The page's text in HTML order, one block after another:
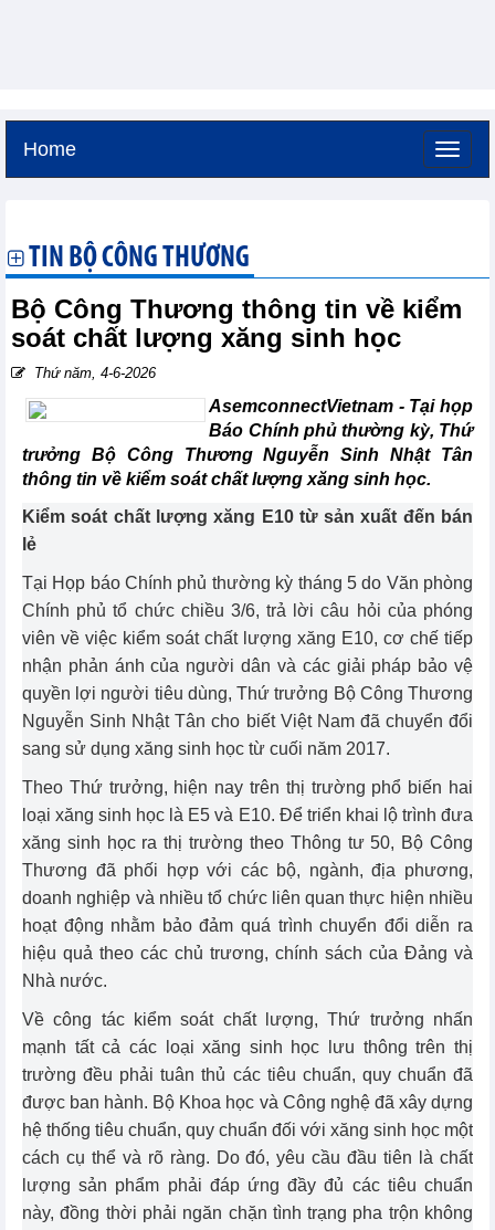
Home
TIN BỘ CÔNG THƯƠNG
Bộ Công Thương thông tin về kiểm
soát chất lượng xăng sinh học
Thứ năm, 4-6-2026
AsemconnectVietnam - Tại họp
Báo Chính phủ thường kỳ, Thứ
trưởng Bộ Công Thương Nguyễn Sinh Nhật Tân
thông tin về kiểm soát chất lượng xăng sinh học.
Kiểm soát chất lượng xăng E10 từ sản xuất đến bán
lẻ
Tại Họp báo Chính phủ thường kỳ tháng 5 do Văn phòng
Chính phủ tổ chức chiều 3/6, trả lời câu hỏi của phóng
viên về việc kiểm soát chất lượng xăng E10, cơ chế tiếp
nhận phản ánh của người dân và các giải pháp bảo vệ
quyền lợi người tiêu dùng, Thứ trưởng Bộ Công Thương
Nguyễn Sinh Nhật Tân cho biết Việt Nam đã chuyển đổi
sang sử dụng xăng sinh học từ cuối năm 2017.
Theo Thứ trưởng, hiện nay trên thị trường phổ biến hai
loại xăng sinh học là E5 và E10. Để triển khai lộ trình đưa
xăng sinh học ra thị trường theo Thông tư 50, Bộ Công
Thương đã phối hợp với các bộ, ngành, địa phương,
doanh nghiệp và nhiều tổ chức liên quan thực hiện nhiều
hoạt động nhằm bảo đảm quá trình chuyển đổi diễn ra
hiệu quả theo các chủ trương, chính sách của Đảng và
Nhà nước.
Về công tác kiểm soát chất lượng, Thứ trưởng nhấn
mạnh tất cả các loại xăng sinh học lưu thông trên thị
trường đều phải tuân thủ các tiêu chuẩn, quy chuẩn đã
được ban hành. Bộ Khoa học và Công nghệ đã xây dựng
hệ thống tiêu chuẩn, quy chuẩn đối với xăng sinh học một
cách cụ thể và rõ ràng. Do đó, yêu cầu đầu tiên là chất
lượng sản phẩm phải đáp ứng đầy đủ các tiêu chuẩn
này, đồng thời phải ngăn chặn tình trạng pha trộn không